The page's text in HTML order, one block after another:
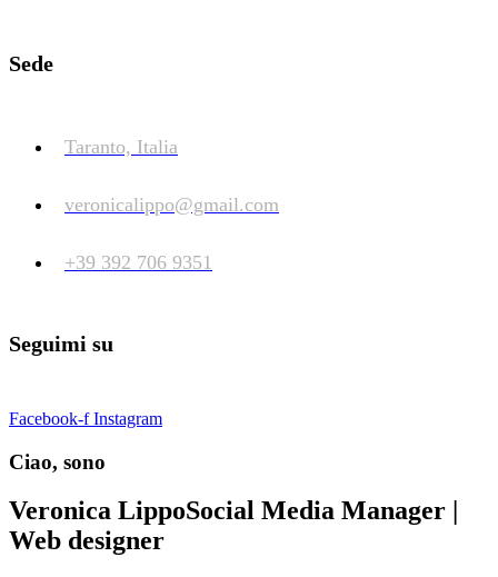
Sede
Taranto, Italia
veronicalippo@gmail.com
+39 392 706 9351
Seguimi su
Facebook-f Instagram
Ciao, sono
Veronica LippoSocial Media Manager |
Web designer